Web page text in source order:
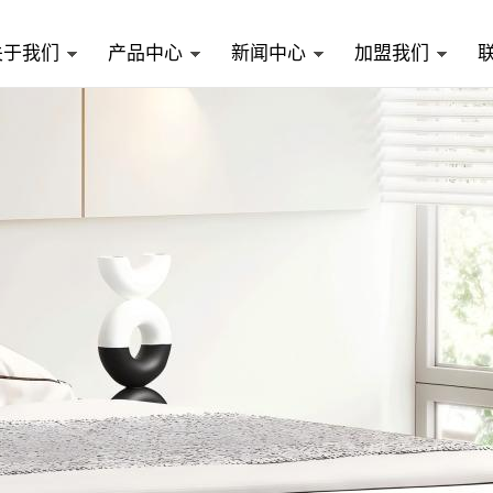
我们 产品中心 新闻中心 加盟我们